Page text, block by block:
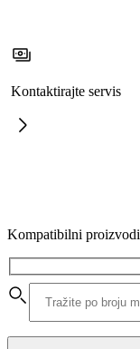
Kontaktirajte servis
Kompatibilni proizvodi